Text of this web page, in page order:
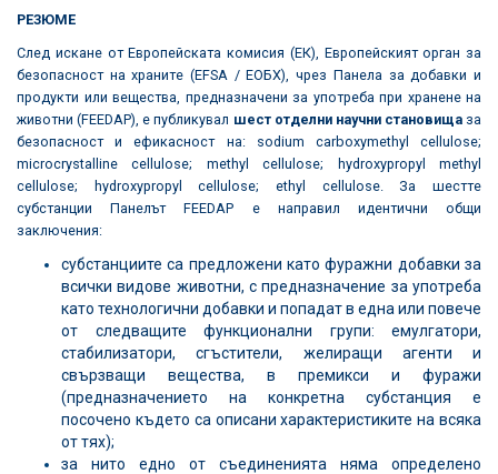
РЕЗЮМЕ
След искане от Европейската комисия (ЕК), Европейският орган за
безопасност на храните (EFSA / ЕОБХ), чрез Панела за добавки и
продукти или вещества, предназначени за употреба при хранене на
животни (FEEDAP), е публикувал шест отделни научни становищаза
безопасност и ефикасност на: sodium carboxymethyl cellulose;
microcrystalline cellulose; methyl cellulose; hydroxypropyl methyl
cellulose; hydroxypropyl cellulose; ethyl cellulose. За шестте
субстанции Панелът FEEDAP е направил идентични общи
заключения:
субстанциите са предложени като фуражни добавки за
всички видове животни, с предназначение за употреба
като технологични добавки и попадат в една или повече
от следващите функционални групи: емулгатори,
стабилизатори, сгъстители, желиращи агенти и
свързващи вещества, в премикси и фуражи
(предназначението на конкретна субстанция е
посочено където са описани характеристиките на всяка
от тях);
за нито едно от съединенията няма определено